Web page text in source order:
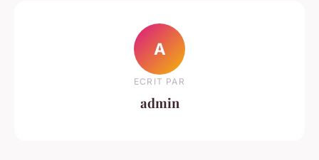
A
ECRIT PAR
admin